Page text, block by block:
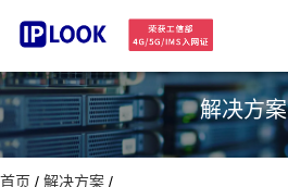
解决方案
首页 / 解决方案 /